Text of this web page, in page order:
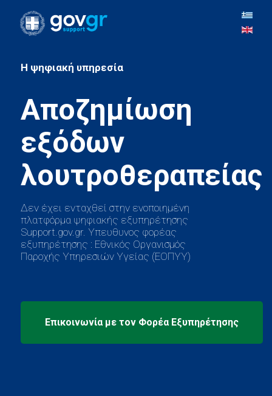
H ψηφιακή υπηρεσία
Αποζημίωση
εξόδων
Δεν έχει ενταχθεί στην ενοποιημένη
πλατφόρμα ψηφιακής εξυπηρέτησης
Support.gov.gr. Υπευθυνος φορέας
εξυπηρέτησης : Εθνικός Οργανισμός
Παροχής Υπηρεσιών Υγείας (ΕΟΠΥΥ)